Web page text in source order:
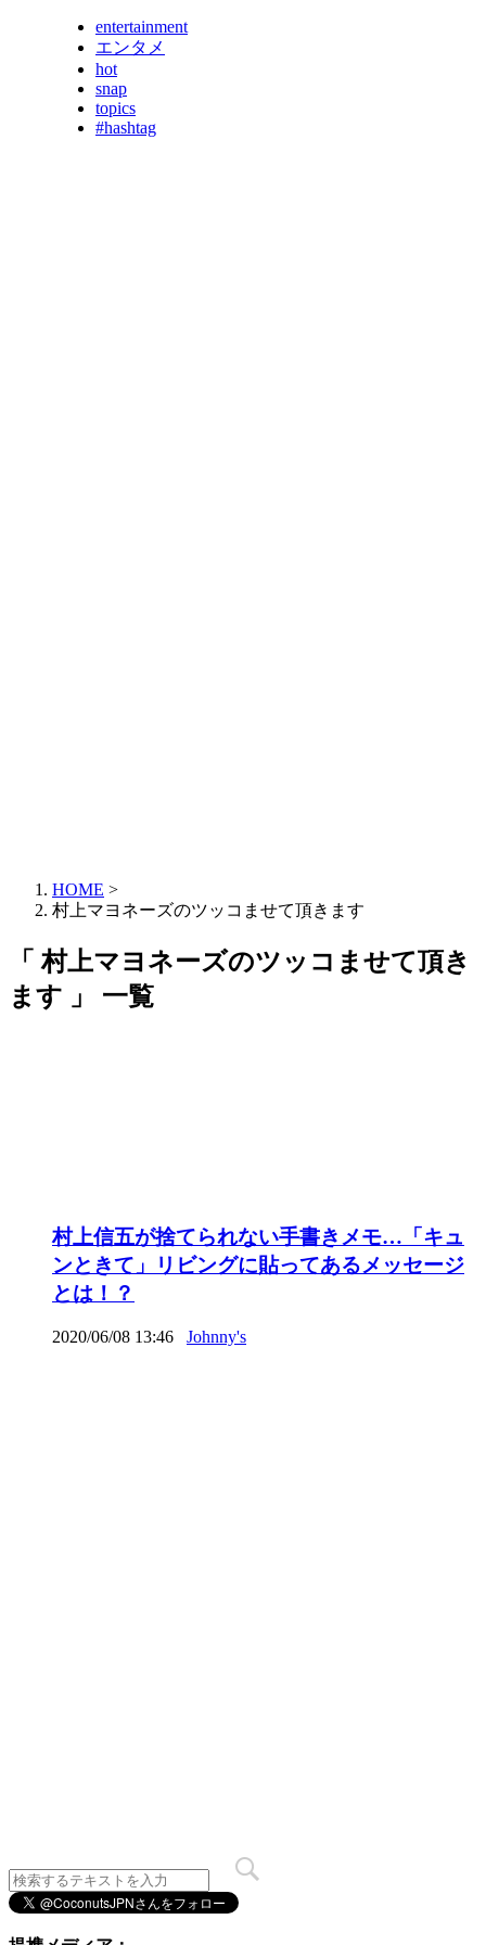
entertainment
エンタメ
hot
snap
topics
#hashtag
HOME >
村上マヨネーズのツッコませて頂きます
「 村上マヨネーズのツッコませて頂き
ます 」 一覧
村上信五が捨てられない手書きメモ…「キュ
ンときて」リビングに貼ってあるメッセージ
とは！？
2020/06/08 13:46 Johnny's